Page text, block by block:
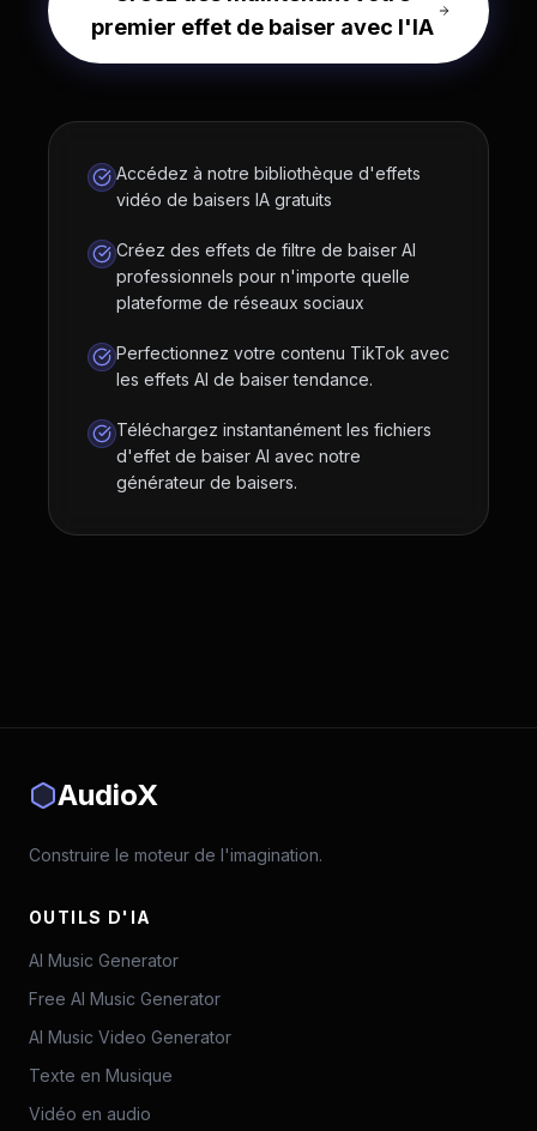
premier effet de baiser avec l'IA
Accédez à notre bibliothèque d'effets
vidéo de baisers IA gratuits
Créez des effets de filtre de baiser AI
professionnels pour n'importe quelle
plateforme de réseaux sociaux
Perfectionnez votre contenu TikTok avec
les effets AI de baiser tendance.
Téléchargez instantanément les fichiers
d'effet de baiser AI avec notre
générateur de baisers.
AudioX
Construire le moteur de l'imagination.
OUTILS D'IA
AI Music Generator
Free AI Music Generator
AI Music Video Generator
Texte en Musique
Vidéo en audio